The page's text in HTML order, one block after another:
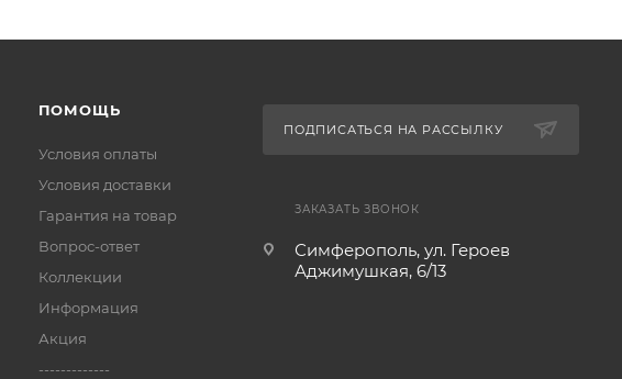
ПОМОЩЬ
Условия оплаты
Условия доставки
Гарантия на товар
Вопрос-ответ
Коллекции
Информация
Акция
-------------
ПОДПИСАТЬСЯ НА РАССЫЛКУ
ЗАКАЗАТЬ ЗВОНОК
Симферополь, ул. Героев
Аджимушкая, 6/13